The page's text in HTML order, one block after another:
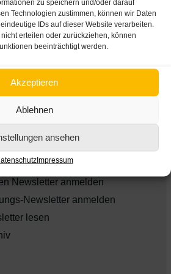
zu speichern und/oder darauf
Technologien zustimmen, können wir Daten
IDs auf dieser Website verarbeiten.
erteilen oder zurückziehen, können
beeinträchtigt werden.
Akzeptieren
Ablehnen
ansehen
Impressum
Newsletter anmelden
Newsletter anmelden
lesen